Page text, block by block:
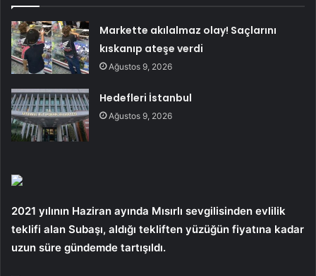
Markette akılalmaz olay! Saçlarını
kıskanıp ateşe verdi
Ağustos 9, 2026
Hedefleri İstanbul
Ağustos 9, 2026
2021 yılının Haziran ayında Mısırlı sevgilisinden evlilik
teklifi alan Subaşı, aldığı tekliften yüzüğün fiyatına kadar
uzun süre gündemde tartışıldı.